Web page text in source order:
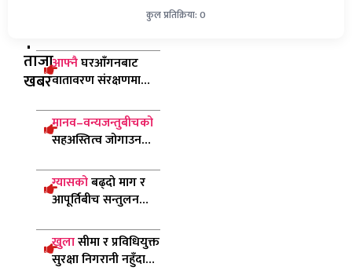
कुल प्रतिक्रिया: 0
ताजा
खबर
आफ्नैघरआँगनबाट
वातावरण संरक्षणमा
धादिङ, नीलकण्ठ
मानव–वन्यजन्तुबीचको
सहअस्तित्व जोगाउन
मन्त्री चौधरी
ग्यासकोबढ्दो माग र
आपूर्तिबीच सन्तुलन
प्रयासरतः उद्योगमन्त्री
खुलासीमा र प्रविधियुक्त
सुरक्षा निगरानी नहुँदा